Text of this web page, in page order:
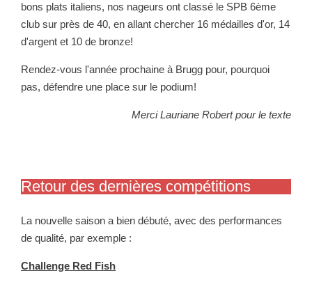
bons plats italiens, nos nageurs ont classé le SPB 6ème
club sur près de 40, en allant chercher 16 médailles d'or, 14
d'argent et 10 de bronze!
Rendez-vous l'année prochaine à Brugg pour, pourquoi
pas, défendre une place sur le podium!
Merci Lauriane Robert pour le texte
Retour des dernières compétitions
La nouvelle saison a bien débuté, avec des performances
de qualité, par exemple :
Challenge Red Fish